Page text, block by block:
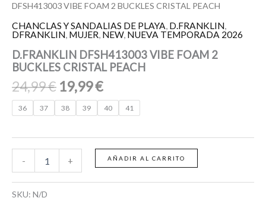
DFSH413003 VIBE FOAM 2 BUCKLES CRISTAL PEACH
CHANCLAS Y SANDALIAS DE PLAYA, D.FRANKLIN,
DFRANKLIN, MUJER, NEW, NUEVA TEMPORADA 2026
D.FRANKLIN DFSH413003 VIBE FOAM 2
BUCKLES CRISTAL PEACH
24,99€ 19,99€
36 37 38 39 40 41
- + AÑADIR AL CARRITO
SKU: N/D